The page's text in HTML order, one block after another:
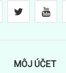
MÔJ ÚČET